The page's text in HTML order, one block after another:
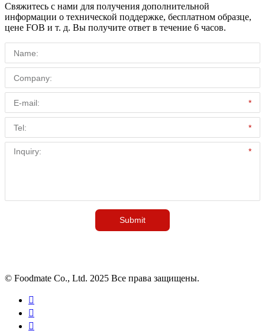
Свяжитесь с нами для получения дополнительной
информации о технической поддержке, бесплатном образце,
цене FOB и т. д. Вы получите ответ в течение 6 часов.
© Foodmate Co., Ltd. 2025 Все права защищены.


